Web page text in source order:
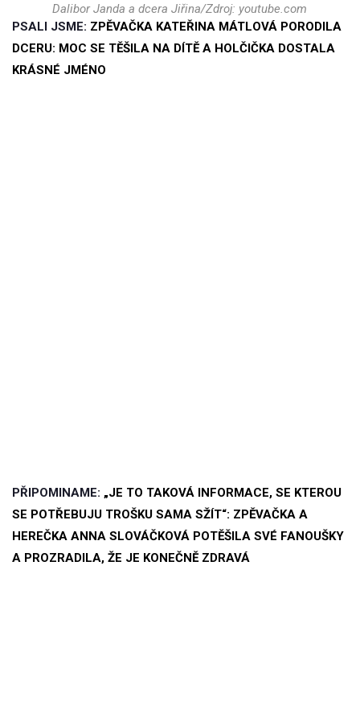
Dalibor Janda a dcera Jiřina/Zdroj: youtube.com
PSALI JSME: ZPĚVAČKA KATEŘINA MÁTLOVÁ PORODILA
DCERU: MOC SE TĚŠILA NA DÍTĚ A HOLČIČKA DOSTALA
KRÁSNÉ JMÉNO
PŘIPOMINAME: „JE TO TAKOVÁ INFORMACE, SE KTEROU
SE POTŘEBUJU TROŠKU SAMA SŽÍT“: ZPĚVAČKA A
HEREČKA ANNA SLOVÁČKOVÁ POTĚŠILA SVÉ FANOUŠKY
A PROZRADILA, ŽE JE KONEČNĚ ZDRAVÁ